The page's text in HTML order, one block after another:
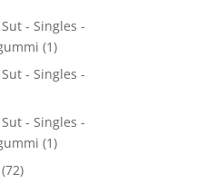
- Singles -
(1)
- Singles -
- Singles -
(1)
(72)